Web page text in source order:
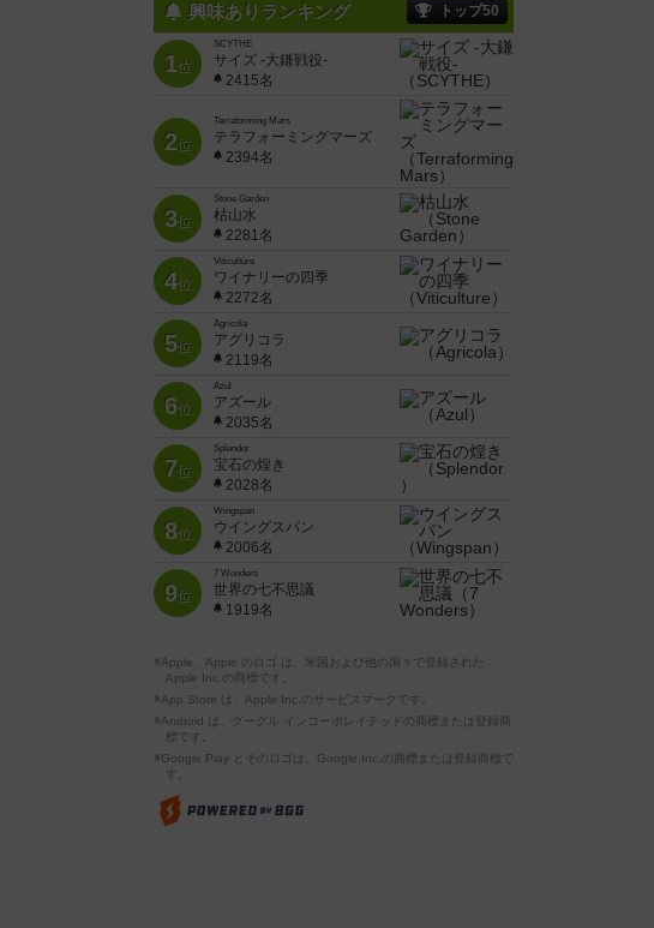
興味ありランキング トップ50
1位
SCYTHE
サイズ -大鎌戦役-
2415名
2位
Terraforming Mars
テラフォーミングマーズ
2394名
3位
Stone Garden
枯山水
2281名
4位
Viticulture
ワイナリーの四季
2272名
5位
Agricola
アグリコラ
2119名
6位
Azul
アズール
2035名
7位
Splendor
宝石の煌き
2028名
8位
Wingspan
ウイングスパン
2006名
9位
7 Wonders
世界の七不思議
1919名
※Apple、Apple のロゴ は、米国および他の国々で登録された
Apple Inc.の商標です。
※App Store は、Apple Inc.のサービスマークです。
※Android は、グーグル インコーポレイテッドの商標または登録商
標です。
※Google Play とそのロゴは、Google Inc.の商標または登録商標で
す。